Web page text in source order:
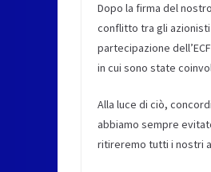
Dopo la firma del
conflitto tra gli azionisti
partecipazione
in cui sono state
Alla luce di ciò,
abbiamo sempre
ritireremo tutti i nostri